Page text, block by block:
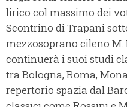
lirico col massimo dei
Scontrino di Trapani
mezzosoprano cileno
continuerà i suoi studi
tra Bologna, Roma,
repertorio spazia dal